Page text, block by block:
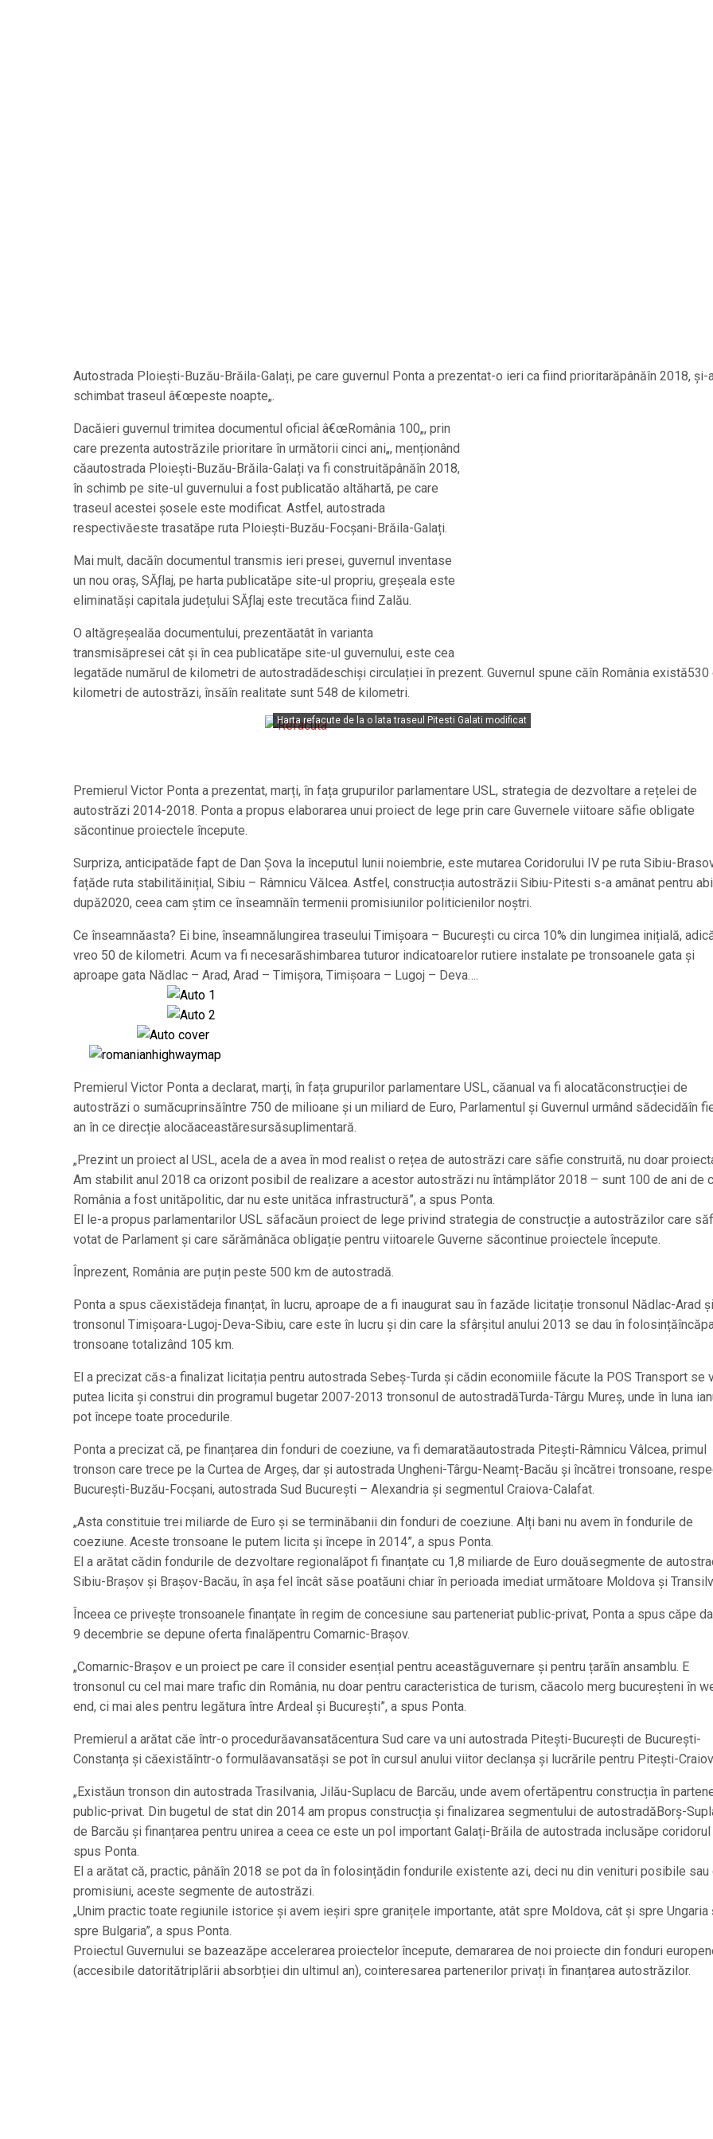
Autostrada Ploiești-Buzău-Brăila-Galați, pe care guvernul Ponta a prezentat-o ieri ca fiind prioritarăpânăîn 2018, și-
schimbat traseul â€œpeste noapte„.
Dacăieri guvernul trimitea documentul oficial â€œRomânia 100„, prin
care prezenta autostrăzile prioritare în următorii cinci ani„, menționând
căautostrada Ploiești-Buzău-Brăila-Galați va fi construităpânăîn 2018,
în schimb pe site-ul guvernului a fost publicatăo altăhartă, pe care
traseul acestei șosele este modificat. Astfel, autostrada
respectivăeste trasatăpe ruta Ploiești-Buzău-Focșani-Brăila-Galați.
Mai mult, dacăîn documentul transmis ieri presei, guvernul inventase
un nou oraș, SĂƒlaj, pe harta publicatăpe site-ul propriu, greșeala este
eliminatăși capitala județului SĂƒlaj este trecutăca fiind Zalău.
O altăgreșealăa documentului, prezentăatât în varianta
transmisăpresei cât și în cea publicatăpe site-ul guvernului, este cea
legatăde numărul de kilometri de autostradădeschiși circulației în prezent. Guvernul spune căîn România există530
kilometri de autostrăzi, însăîn realitate sunt 548 de kilometri.
Harta refacute de la o lata traseul Pitesti Galati modificat
Premierul Victor Ponta a prezentat, marți, în fața grupurilor parlamentare USL, strategia de dezvoltare a rețelei de
autostrăzi 2014-2018. Ponta a propus elaborarea unui proiect de lege prin care Guvernele viitoare săfie obligate
săcontinue proiectele începute.
Surpriza, anticipatăde fapt de Dan Șova la începutul lunii noiembrie, este mutarea Coridorului IV pe ruta Sibiu-
fațăde ruta stabilităinițial, Sibiu – Râmnicu Vălcea. Astfel, construcția autostrăzii Sibiu-Pitesti s-a amânat pentru
după2020, ceea cam știm ce înseamnăîn termenii promisiunilor politicienilor noștri.
Ce înseamnăasta? Ei bine, înseamnălungirea traseului Timișoara – București cu circa 10% din lungimea inițială,
vreo 50 de kilometri. Acum va fi necesarăshimbarea tuturor indicatoarelor rutiere instalate pe tronsoanele gata și
aproape gata Nădlac – Arad, Arad – Timișora, Timișoara – Lugoj – Deva….
Premierul Victor Ponta a declarat, marți, în fața grupurilor parlamentare USL, căanual va fi alocatăconstrucției de
autostrăzi o sumăcuprinsăîntre 750 de milioane și un miliard de Euro, Parlamentul și Guvernul urmând sădecidăîn
an în ce direcție alocăaceastăresursăsuplimentară.
„Prezint un proiect al USL, acela de a avea în mod realist o rețea de autostrăzi care săfie construită, nu doar
Am stabilit anul 2018 ca orizont posibil de realizare a acestor autostrăzi nu întâmplător 2018 – sunt 100 de ani de
România a fost unităpolitic, dar nu este unităca infrastructură”, a spus Ponta.
El le-a propus parlamentarilor USL săfacăun proiect de lege privind strategia de construcție a autostrăzilor care
votat de Parlament și care sărămânăca obligație pentru viitoarele Guverne săcontinue proiectele începute.
Înprezent, România are puțin peste 500 km de autostradă.
Ponta a spus căexistădeja finanțat, în lucru, aproape de a fi inaugurat sau în fazăde licitație tronsonul Nădlac-Arad și
tronsonul Timișoara-Lugoj-Deva-Sibiu, care este în lucru și din care la sfârșitul anului 2013 se dau în
tronsoane totalizând 105 km.
El a precizat căs-a finalizat licitația pentru autostrada Sebeș-Turda și cădin economiile făcute la POS Transport se
putea licita și construi din programul bugetar 2007-2013 tronsonul de autostradăTurda-Târgu Mureș, unde în luna
pot începe toate procedurile.
Ponta a precizat că, pe finanțarea din fonduri de coeziune, va fi demaratăautostrada Pitești-Râmnicu Vâlcea, primul
tronson care trece pe la Curtea de Argeș, dar și autostrada Ungheni-Târgu-Neamț-Bacău și încătrei tronsoane,
București-Buzău-Focșani, autostrada Sud București – Alexandria și segmentul Craiova-Calafat.
„Asta constituie trei miliarde de Euro și se terminăbanii din fonduri de coeziune. Alți bani nu avem în fondurile de
coeziune. Aceste tronsoane le putem licita și începe în 2014”, a spus Ponta.
El a arătat cădin fondurile de dezvoltare regionalăpot fi finanțate cu 1,8 miliarde de Euro douăsegmente de
Sibiu-Brașov și Brașov-Bacău, în așa fel încât săse poatăuni chiar în perioada imediat următoare Moldova și
Înceea ce privește tronsoanele finanțate în regim de concesiune sau parteneriat public-privat, Ponta a spus căpe
9 decembrie se depune oferta finalăpentru Comarnic-Brașov.
„Comarnic-Brașov e un proiect pe care îl consider esențial pentru aceastăguvernare și pentru țarăîn ansamblu. E
tronsonul cu cel mai mare trafic din România, nu doar pentru caracteristica de turism, căacolo merg bucureșteni în
end, ci mai ales pentru legătura între Ardeal și București”, a spus Ponta.
Premierul a arătat căe într-o procedurăavansatăcentura Sud care va uni autostrada Pitești-București de București-
Constanța și căexistăîntr-o formulăavansatăși se pot în cursul anului viitor declanșa și lucrările pentru Pitești-
„Existăun tronson din autostrada Trasilvania, Jilău-Suplacu de Barcău, unde avem ofertăpentru construcția în
public-privat. Din bugetul de stat din 2014 am propus construcția și finalizarea segmentului de autostradăBorș-
de Barcău și finanțarea pentru unirea a ceea ce este un pol important Galați-Brăila de autostrada inclusăpe coridorul
spus Ponta.
El a arătat că, practic, pânăîn 2018 se pot da în folosințădin fondurile existente azi, deci nu din venituri posibile sau
promisiuni, aceste segmente de autostrăzi.
„Unim practic toate regiunile istorice și avem ieșiri spre granițele importante, atât spre Moldova, cât și spre Ungaria
spre Bulgaria”, a spus Ponta.
Proiectul Guvernului se bazeazăpe accelerarea proiectelor începute, demararea de noi proiecte din fonduri
(accesibile datoritătriplării absorbției din ultimul an), cointeresarea partenerilor privați în finanțarea autostrăzilor.